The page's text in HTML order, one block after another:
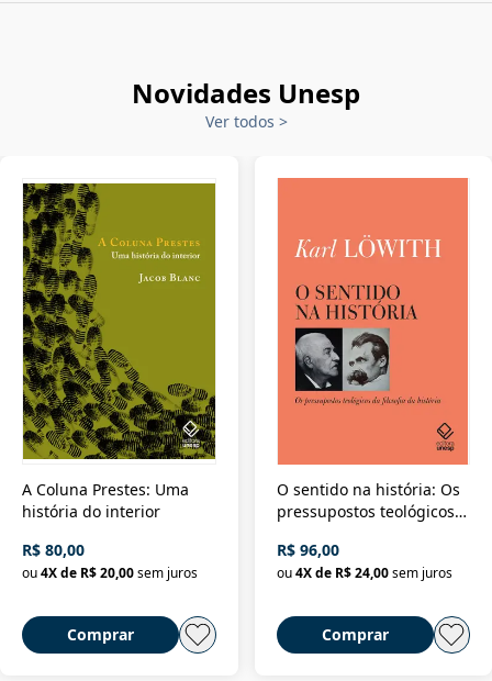
Novidades Unesp
Ver todos >
A Coluna Prestes: Uma
história do interior
R$ 80,00
ou4X de R$ 20,00sem juros
Comprar
O sentido na história: Os
pressupostos teológicos
R$ 96,00
ou 4X de R$ 24,00 sem juros
Comprar